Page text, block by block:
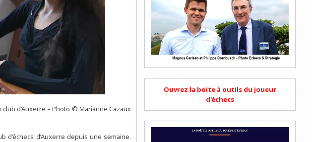
d’Auxerre – Photo © Marianne Cazaux
d’Auxerre depuis une semaine.
Ouvrez la boite à outils du joueur
d'échecs